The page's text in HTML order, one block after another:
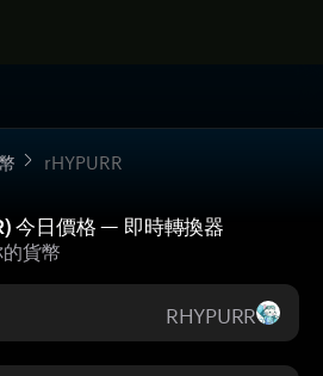
rHYPURR
今日價格 — 即時轉換器
貨幣
RHYPURR